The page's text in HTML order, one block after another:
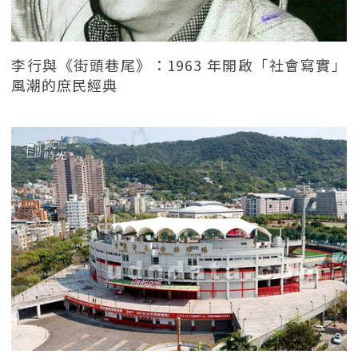
李行與《街頭巷尾》：1963 年開啟「社會寫實」
風潮的庶民經典